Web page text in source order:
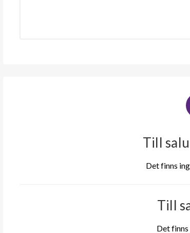
Till
Det finns
Till
Det finns